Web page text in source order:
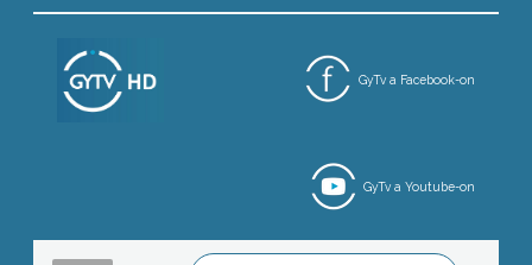
GyTv a Facebook-on
GyTv a Youtube-on